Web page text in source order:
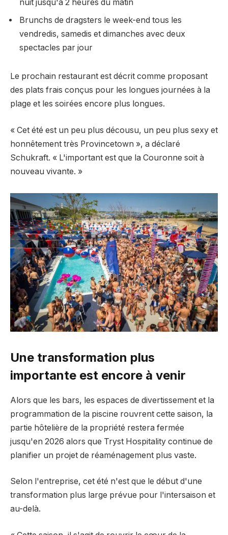
nuit jusqu'à 2 heures du matin
Brunchs de dragsters le week-end tous les
vendredis, samedis et dimanches avec deux
spectacles par jour
Le prochain restaurant est décrit comme proposant
des plats frais conçus pour les longues journées à la
plage et les soirées encore plus longues.
« Cet été est un peu plus décousu, un peu plus sexy et
honnêtement très Provincetown », a déclaré
Schukraft. « L'important est que la Couronne soit à
nouveau vivante. »
Une transformation plus
importante est encore à venir
Alors que les bars, les espaces de divertissement et la
programmation de la piscine rouvrent cette saison, la
partie hôtelière de la propriété restera fermée
jusqu'en 2026 alors que Tryst Hospitality continue de
planifier un projet de réaménagement plus vaste.
Selon l'entreprise, cet été n'est que le début d'une
transformation plus large prévue pour l'intersaison et
au-delà.